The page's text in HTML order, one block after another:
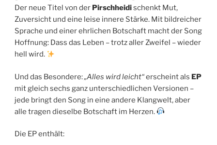
Der neue Titel von der Pirschheidischenkt Mut,
Zuversicht und eine leise innere Stärke. Mit bildreicher
Sprache und einer ehrlichen Botschaft macht der Song
Hoffnung: Dass das Leben – trotz aller Zweifel – wieder
hell wird.
Und das Besondere:„Alles wird leicht“erscheint als EP
mit gleich sechs ganz unterschiedlichen Versionen –
jede bringt den Song in eine andere Klangwelt, aber
alle tragen dieselbe Botschaft im Herzen.
Die EP enthält: